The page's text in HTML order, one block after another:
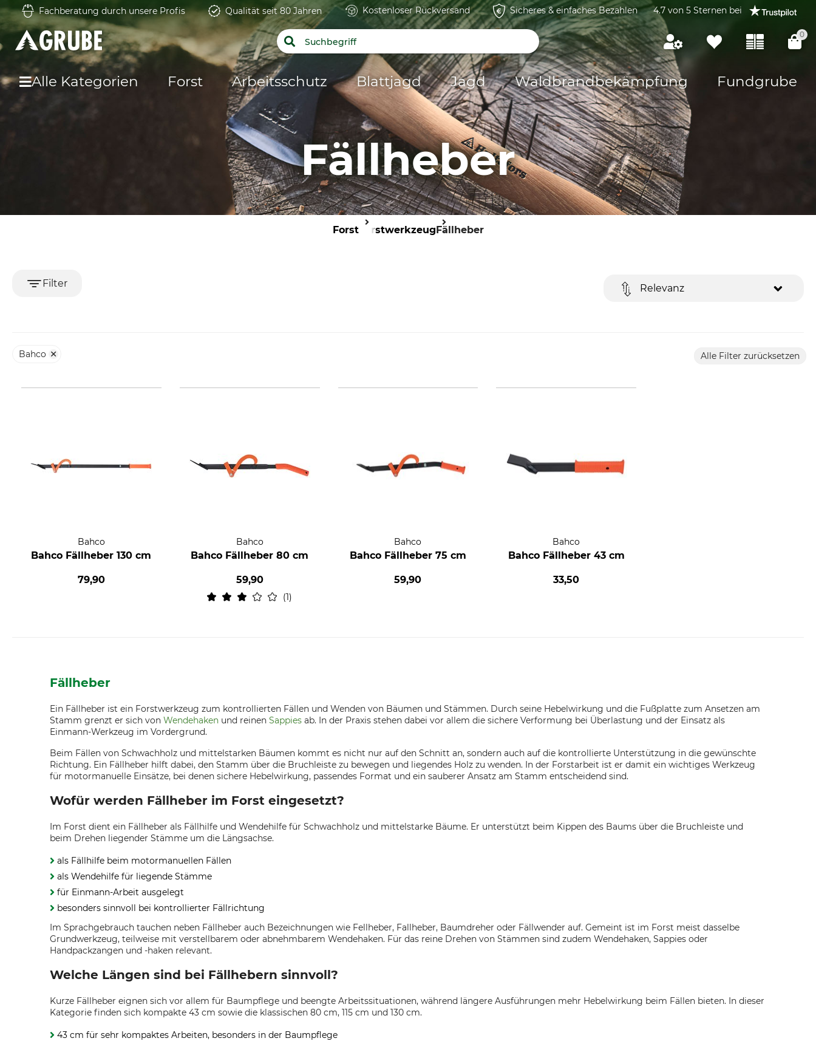
Fachberatung durch unsere Profis Qualität seit 80 Jahren Kostenloser Rückversand Sicheres & einfaches Bezahlen 4.7 von 5 Sternen bei
0
Alle Kategorien Forst Arbeitsschutz Blattjagd Jagd Waldbrandbekämpfung Fundgrube
Fällheber
ForstForstwerkzeugFällheber
Filter Relevanz
Bahco Alle Filter zurücksetzen
Bahco
Bahco Fällheber 130 cm
79,90
Bahco
Bahco Fällheber 80 cm
59,90
1
Bahco
Bahco Fällheber 75 cm
59,90
Bahco
Bahco Fällheber 43 cm
33,50
Fällheber
Ein Fällheber ist ein Forstwerkzeug zum kontrollierten Fällen und Wenden von Bäumen und Stämmen. Durch seine Hebelwirkung und die Fußplatte zum Ansetzen am
Stamm grenzt er sich von Wendehaken und reinen Sappies ab. In der Praxis stehen dabei vor allem die sichere Verformung bei Überlastung und der Einsatz als
Einmann-Werkzeug im Vordergrund.
Beim Fällen von Schwachholz und mittelstarken Bäumen kommt es nicht nur auf den Schnitt an, sondern auch auf die kontrollierte Unterstützung in die gewünschte
Richtung. Ein Fällheber hilft dabei, den Stamm über die Bruchleiste zu bewegen und liegendes Holz zu wenden. In der Forstarbeit ist er damit ein wichtiges Werkzeug
für motormanuelle Einsätze, bei denen sichere Hebelwirkung, passendes Format und ein sauberer Ansatz am Stamm entscheidend sind.
Wofür werden Fällheber im Forst eingesetzt?
Im Forst dient ein Fällheber als Fällhilfe und Wendehilfe für Schwachholz und mittelstarke Bäume. Er unterstützt beim Kippen des Baums über die Bruchleiste und
beim Drehen liegender Stämme um die Längsachse.
als Fällhilfe beim motormanuellen Fällen
als Wendehilfe für liegende Stämme
für Einmann-Arbeit ausgelegt
besonders sinnvoll bei kontrollierter Fällrichtung
Im Sprachgebrauch tauchen neben Fällheber auch Bezeichnungen wie Fellheber, Fallheber, Baumdreher oder Fällwender auf. Gemeint ist im Forst meist dasselbe
Grundwerkzeug, teilweise mit verstellbarem oder abnehmbarem Wendehaken. Für das reine Drehen von Stämmen sind zudem Wendehaken, Sappies oder
Handpackzangen und -haken relevant.
Welche Längen sind bei Fällhebern sinnvoll?
Kurze Fällheber eignen sich vor allem für Baumpflege und beengte Arbeitssituationen, während längere Ausführungen mehr Hebelwirkung beim Fällen bieten. In dieser
Kategorie finden sich kompakte 43 cm sowie die klassischen 80 cm, 115 cm und 130 cm.
43 cm für sehr kompaktes Arbeiten, besonders in der Baumpflege